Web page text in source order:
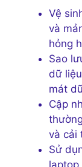
Vệ
và
hỏng
Sao
dữ
mát
Cập
và cải
Sử
laptop